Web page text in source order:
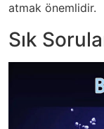
atmak önemlidir.
Sık